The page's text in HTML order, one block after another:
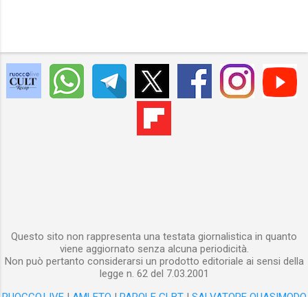
Questo sito non rappresenta una testata giornalistica in quanto
viene aggiornato senza alcuna periodicità.
Non può pertanto considerarsi un prodotto editoriale ai sensi della
legge n. 62 del 7.03.2001